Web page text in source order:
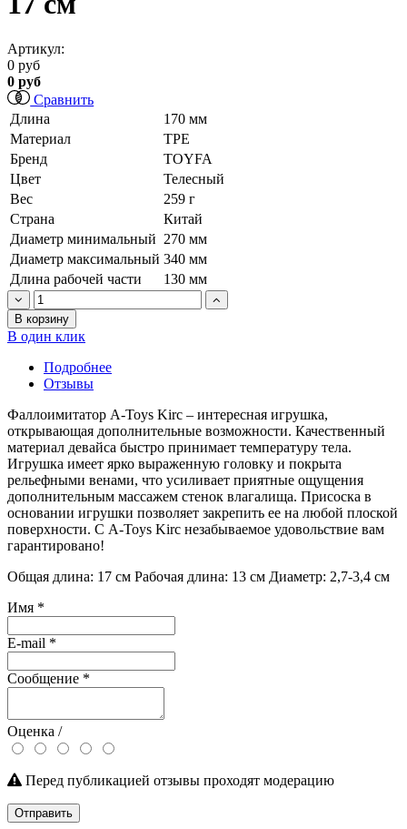
Артикул:
0 руб
0 руб
Сравнить
Длина
170 мм
Материал
TPE
Бренд
TOYFA
Цвет
Телесный
Вес
259 г
Страна
Китай
Диаметр минимальный 270 мм
Диаметр максимальный 340 мм
Длина рабочей части
130 мм
В корзину
В один клик
Подробнее
Отзывы
Фаллоимитатор A-Toys Kirc – интересная игрушка,
открывающая дополнительные возможности. Качественный
материал девайса быстро принимает температуру тела.
Игрушка имеет ярко выраженную головку и покрыта
рельефными венами, что усиливает приятные ощущения
дополнительным массажем стенок влагалища. Присоска в
основании игрушки позволяет закрепить ее на любой плоской
поверхности. С A-Toys Kirc незабываемое удовольствие вам
гарантировано!
Общая длина: 17 см Рабочая длина: 13 см Диаметр: 2,7-3,4 см
Имя *
E-mail *
Сообщение *
Оценка /
Перед публикацией отзывы проходят модерацию
Отправить